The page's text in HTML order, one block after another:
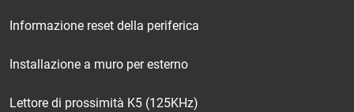
Informazione reset della periferica
Installazione a muro per esterno
Lettore di prossimità K5 (125KHz)